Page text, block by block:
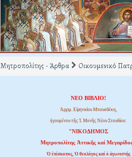
Μητροπολίτης - Άρθρα Οικουμενικό
ΝΕΟ ΒΙΒΛΙΟ!
Ἀρχιμ. Εἰρηναίου Μπουσδέκη,
ἡγουμένου τῆς Ἱ. Μονῆς Νέου Στουδίου:
"ΝΙΚΟΔΗΜΟΣ
Μητροπολίτης Ἀττικῆς καί
Ὁ ἐπίσκοπος, Ὁ θεολόγος καί ὁ ἀγωνιστής